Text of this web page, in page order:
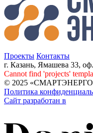
Проекты Контакты
г. Казань, Ямашева 33,
Cannot find 'projects'
© 2025
Политика
Сайт разработан в